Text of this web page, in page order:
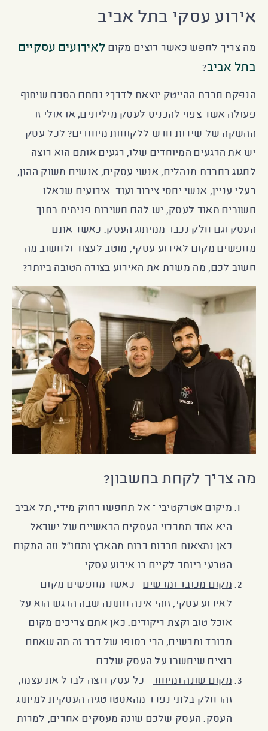
אירוע עסקי בתל אביב
מה צריך לחפש כאשר רוצים מקוםלאירועים עסקיים
בתל אביב?
הנפקת חברת ההייטק יוצאת לדרך? נחתם הסכם שיתוף
פעולה אשר צפוי להכניס לעסק מיליונים, או אולי זו
ההשקה של שירות חדש ללקוחות מיוחדים? לכל עסק
יש את הרגעים המיוחדים שלו, רגעים אותם הוא רוצה
לחגוג בחברת מנהלים, אנשי עסקים, אנשים משוק ההון,
בעלי עניין, אנשי יחסי ציבור ועוד. אירועים שכאלו
חשובים מאוד לעסק, יש להם חשיבות פנימית בתוך
העסק וגם חלק נכבד ממיתוג העסק. כאשר אתם
מחפשים מקום לאירוע עסקי, מוטב לעצור ולחשוב מה
חשוב לכם, מה משרת את האירוע בצורה הטובה ביותר?
מה צריך לקחת בחשבון?
מיקום אטרקטיבי– אל תחפשו רחוק מידי, תל אביב
היא אחד ממרכזי העסקים הראשיים של ישראל.
כאן נמצאות חברות רבות מהארץ ומחו״ל וזה המקום
הטבעי ביותר לקיים בו אירוע עסקי.
מקום מכובד ומרשים– כאשר מחפשים מקום
לאירוע עסקי, זוהי אינה חתונה שבה הדגש הוא על
אוכל טוב וקצת ריקודים. כאן אתם צריכים מקום
מכובד ומרשים, הרי בסופו של דבר זה מה שאתם
רוצים שיחשבו על העסק שלכם.
מקום שונה ומיוחד– כל עסק רוצה לבדל את עצמו,
זהו חלק בלתי נפרד מהאסטרטגיה העסקית למיתוג
העסק. העסק שלכם שונה מעסקים אחרים, למרות